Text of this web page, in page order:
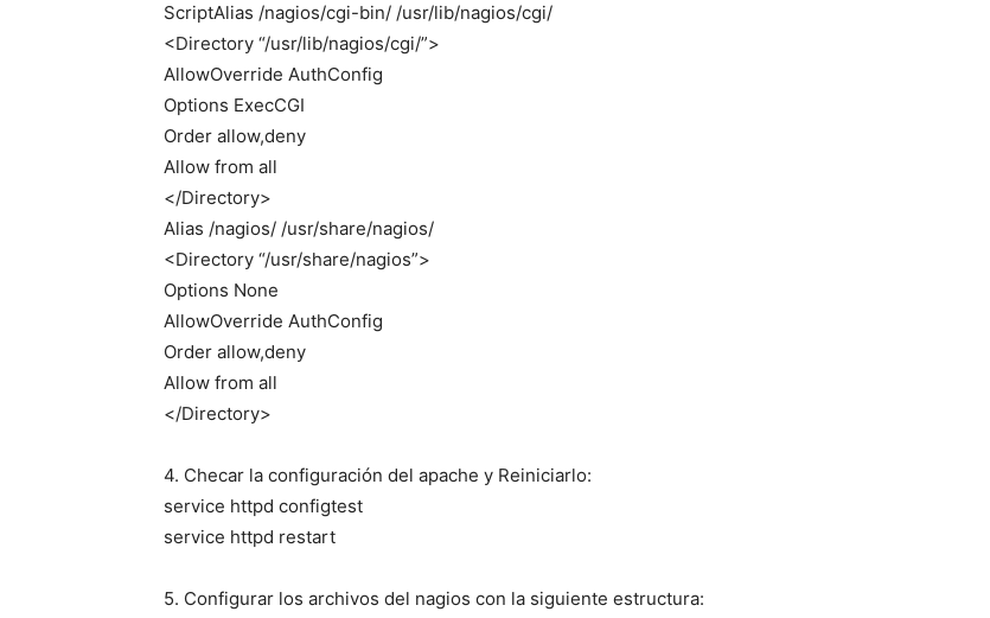
ScriptAlias /nagios/cgi-bin/ /usr/lib/nagios/cgi/
<Directory “/usr/lib/nagios/cgi/”>
AllowOverride AuthConfig
Options ExecCGI
Order allow,deny
Allow from all
</Directory>
Alias /nagios/ /usr/share/nagios/
<Directory “/usr/share/nagios”>
Options None
AllowOverride AuthConfig
Order allow,deny
Allow from all
</Directory>
4. Checar la configuración del apache y Reiniciarlo:
service httpd configtest
service httpd restart
5. Configurar los archivos del nagios con la siguiente estructura: